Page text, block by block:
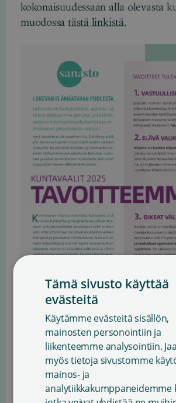
kokonaisuudessaan alla olevasta
muodossatästä linkistä.
Avainsanat:KIRJALLISUUS
KULTTUURIPOLITIIKKA,KUNTAVAALIT
Tämä sivusto käyttää
evästeitä
Käytämme evästeitä sisällön,
mainosten personointiin ja
liikenteemme analysointiin.
myös tietoja sivustomme
mainos- ja
analytiikkakumppaneidemme